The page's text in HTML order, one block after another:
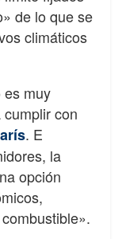
de lo que se
climáticos
es muy
con
. E
la
opción